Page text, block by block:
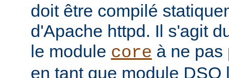
doit être compilé
d'Apache httpd. Il s'agit
le module core à ne pas
en tant que module DSO